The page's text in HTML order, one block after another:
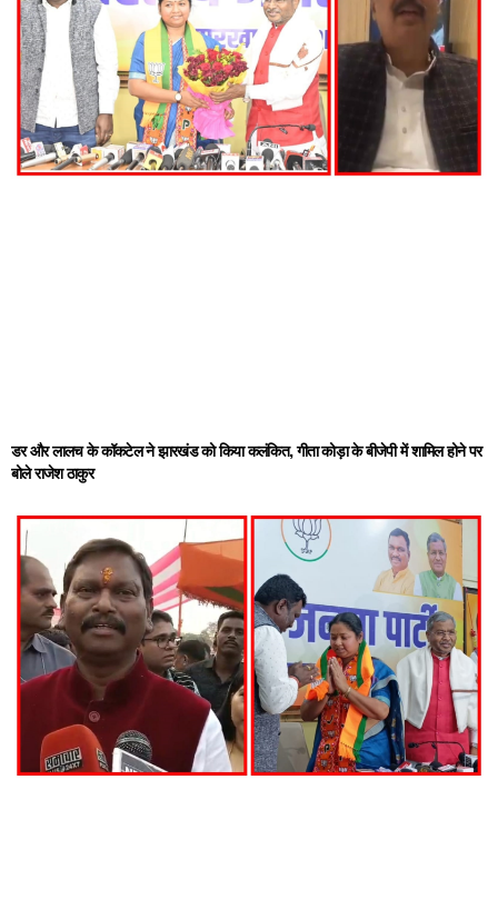
डर और लालच के कॉकटेल ने झारखंड को किया कलंकित, गीता कोड़ा के बीजेपी में शामिल होने पर
बोले राजेश ठाकुर